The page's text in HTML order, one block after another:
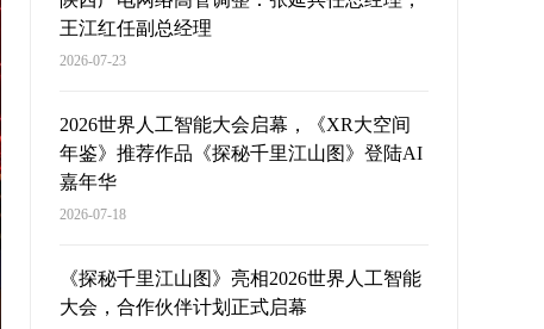
王江红任副总经理
2026-07-23
2026世界人工智能大会启幕，《XR大空间
年鉴》推荐作品《探秘千里江山图》登陆AI
嘉年华
2026-07-18
《探秘千里江山图》亮相2026世界人工智能
大会，合作伙伴计划正式启幕